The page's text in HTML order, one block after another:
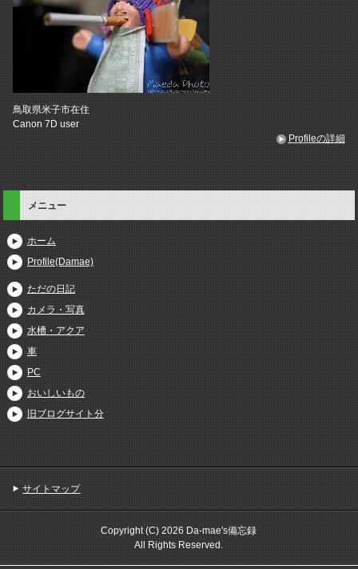
鳥取県米子市在住
Canon 7D user
Profileの詳細
メニュー
ホーム
Profile(Damae)
ただの日記
カメラ・写真
水槽・アクア
車
PC
おいしいもの
旧ブログサイト分
サイトマップ
Copyright (C) 2026 Da-mae's備忘録
All Rights Reserved.